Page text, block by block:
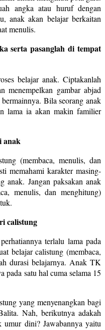
angka atau huruf dengan
anak akan belajar berkaitan
menulis.
serta pasanglah di tempat
belajar anak. Ciptakanlah
menempelkan gambar abjad
Bila seorang anak
lama ia akan makin familier
anak
(membaca, menulis, dan
memahami karakter masing-
anak. Jangan paksakan anak
menulis, dan menghitung)
calistung
terlalu lama pada
belajar calistung (membaca,
durasi belajarnya. Anak TK
pada satu hal cuma selama 15
yang menyenangkan bagi
Nah, berikutnya adakah
umur dini? Jawabannya yaitu